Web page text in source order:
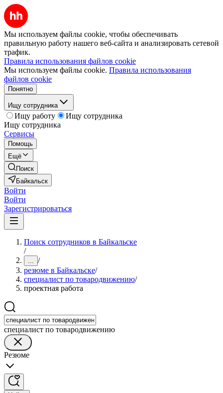
Мы используем файлы cookie, чтобы обеспечивать
правильную работу нашего веб-сайта и анализировать сетевой
трафик.
Правила использования файлов cookie
Мы используем файлы cookie. Правила использования
файлов cookie
Понятно
Ищу сотрудника
Ищу работу
Ищу сотрудника
Ищу сотрудника
Сервисы
Помощь
Ещё
Поиск
Байкальск
Войти
Войти
Зарегистрироваться
Поиск сотрудников в Байкальске
/
... /
резюме в Байкальске/
специалист по товародвижению/
проектная работа
специалист по товародвижению
Резюме